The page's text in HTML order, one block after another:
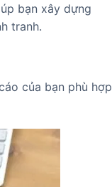
bạn xây dựng
tranh.
của bạn phù hợp